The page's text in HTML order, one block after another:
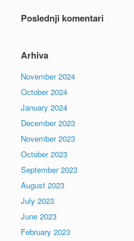
Poslednji komentari
Arhiva
November 2024
October 2024
January 2024
December 2023
November 2023
October 2023
September 2023
August 2023
July 2023
June 2023
February 2023